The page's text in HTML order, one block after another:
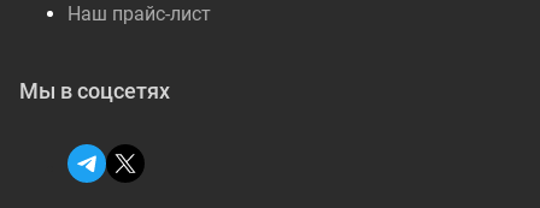
Наш прайс-лист
Мы в соцсетях